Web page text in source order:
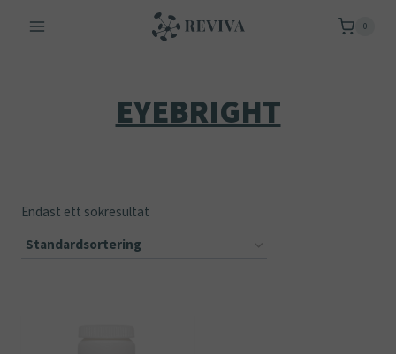
0
EYEBRIGHT
Endast ett sökresultat